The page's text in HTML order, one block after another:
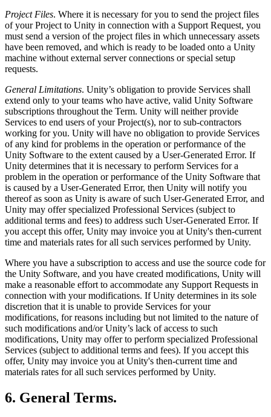
Project Files. Where it is necessary for you to send the project files
of your Project to Unity in connection with a Support Request, you
must send a version of the project files in which unnecessary assets
have been removed, and which is ready to be loaded onto a Unity
machine without external server connections or special setup
requests.
General Limitations. Unity’s obligation to provide Services shall
extend only to your teams who have active, valid Unity Software
subscriptions throughout the Term. Unity will neither provide
Services to end users of your Project(s), nor to sub-contractors
working for you. Unity will have no obligation to provide Services
of any kind for problems in the operation or performance of the
Unity Software to the extent caused by a User-Generated Error. If
Unity determines that it is necessary to perform Services for a
problem in the operation or performance of the Unity Software that
is caused by a User-Generated Error, then Unity will notify you
thereof as soon as Unity is aware of such User-Generated Error, and
Unity may offer specialized Professional Services (subject to
additional terms and fees) to address such User-Generated Error. If
you accept this offer, Unity may invoice you at Unity's then-current
time and materials rates for all such services performed by Unity.
Where you have a subscription to access and use the source code for
the Unity Software, and you have created modifications, Unity will
make a reasonable effort to accommodate any Support Requests in
connection with your modifications. If Unity determines in its sole
discretion that it is unable to provide Services for your
modifications, for reasons including but not limited to the nature of
such modifications and/or Unity’s lack of access to such
modifications, Unity may offer to perform specialized Professional
Services (subject to additional terms and fees). If you accept this
offer, Unity may invoice you at Unity's then-current time and
materials rates for all such services performed by Unity.
6. General Terms.